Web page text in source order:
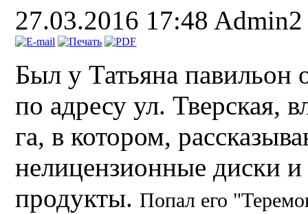
27.03.2016 17:48 Admin2
Был у Татьяна
по адресу ул. Тверская,
га, в котором,
нелицензионные диски
продукты.Попал его